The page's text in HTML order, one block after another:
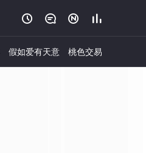
   
假如爱有天意 桃色交易